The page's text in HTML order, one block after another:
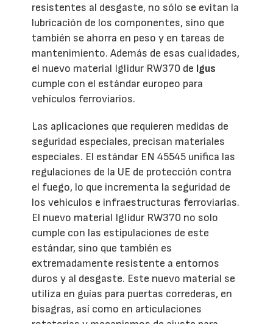
resistentes al desgaste, no sólo se evitan la
lubricación de los componentes, sino que
también se ahorra en peso y en tareas de
mantenimiento. Además de esas cualidades,
el nuevo material Iglidur RW370 de Igus
cumple con el estándar europeo para
vehículos ferroviarios.
Las aplicaciones que requieren medidas de
seguridad especiales, precisan materiales
especiales. El estándar EN 45545 unifica las
regulaciones de la UE de protección contra
el fuego, lo que incrementa la seguridad de
los vehículos e infraestructuras ferroviarias.
El nuevo material Iglidur RW370 no solo
cumple con las estipulaciones de este
estándar, sino que también es
extremadamente resistente a entornos
duros y al desgaste. Este nuevo material se
utiliza en guías para puertas correderas, en
bisagras, así como en articulaciones